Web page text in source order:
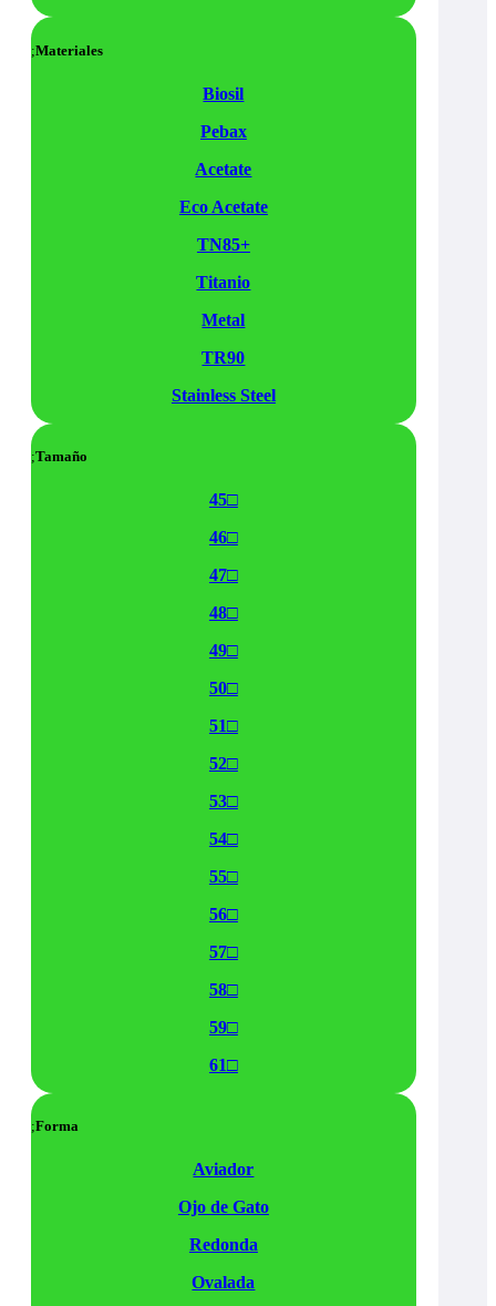
Materiales
Biosil
Pebax
Acetate
Eco Acetate
TN85+
Titanio
Metal
TR90
Stainless Steel
Tamaño
45□
46□
47□
48□
49□
50□
51□
52□
53□
54□
55□
56□
57□
58□
59□
61□
Forma
Aviador
Ojo de Gato
Redonda
Ovalada